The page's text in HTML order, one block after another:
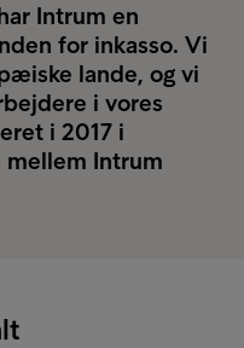
Intrum en
for inkasso. Vi
lande, og vi
i vores
i 2017 i
Intrum